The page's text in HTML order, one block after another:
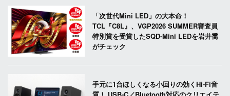
「次世代Mini LED」の大本命！
TCL『C8L』、VGP2026 SUMMER審査員
特別賞を受賞したSQD-Mini LEDを岩井喬
がチェック
手元に1台ほしくなる小回りの効くHi-Fi音